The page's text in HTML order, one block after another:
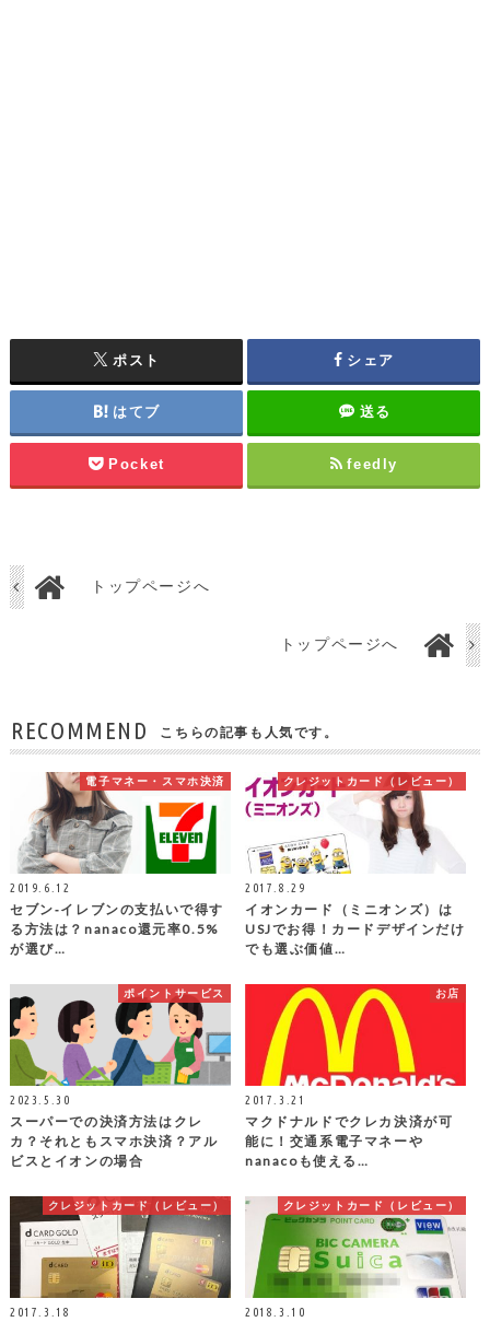
ポスト シェア
はてブ 送る
Pocket feedly
トップページへ
トップページへ
RECOMMEND こちらの記事も人気です。
電子マネー・スマホ決済
2019.6.12
セブン‐イレブンの支払いで得す
る方法は？nanaco還元率0.5%
が選び…
クレジットカード（レビュー）
2017.8.29
イオンカード（ミニオンズ）は
USJでお得！カードデザインだけ
でも選ぶ価値…
ポイントサービス
2023.5.30
スーパーでの決済方法はクレ
カ？それともスマホ決済？アル
ビスとイオンの場合
お店
2017.3.21
マクドナルドでクレカ決済が可
能に！交通系電子マネーや
nanacoも使える…
クレジットカード（レビュー）
2017.3.18
クレジットカード（レビュー）
2018.3.10